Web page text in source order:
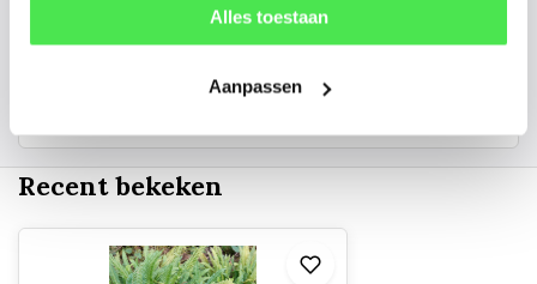
Alles toestaan
Aanpassen
06 45 601 508 (tijdelijk niet bereikbaar)
Recent bekeken